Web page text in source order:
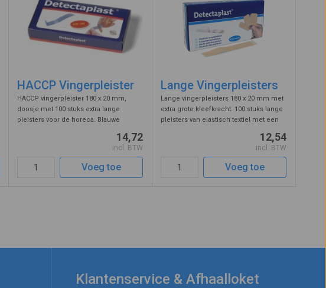
HACCP Vingerpleister
HACCP vingerpleister 180 x 20 mm,
doosje met 100 stuks extra lange
pleisters voor de horeca. Blauwe
die aan HACCP eisen moeten voldoen.
De extra lange kleefstrip van deze el ...
14,72
incl. BTW
Voeg toe
Lange Vingerpleisters
Lange vingerpleisters 180 x 20 mm met
extra grote kleefkracht. 100 stuks lange
pleisters van elastisch textiel met een
Wikkel de lange kleefstrip niet te strak
12,54
incl. BTW
Voeg toe
Klantenservice & Afhaalloket